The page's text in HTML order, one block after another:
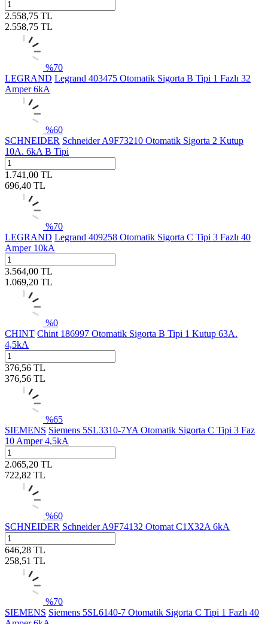
2.558,75 TL
2.558,75 TL
%70
LEGRAND Legrand 403475 Otomatik Sigorta B Tipi 1 Fazlı 32
Amper 6kA
%60
SCHNEIDER Schneider A9F73210 Otomatik Sigorta 2 Kutup
10A. 6kA B Tipi
1.741,00 TL
696,40 TL
%70
LEGRAND Legrand 409258 Otomatik Sigorta C Tipi 3 Fazlı 40
Amper 10kA
3.564,00 TL
1.069,20 TL
%0
CHINT Chint 186997 Otomatik Sigorta B Tipi 1 Kutup 63A.
4,5kA
376,56 TL
376,56 TL
%65
SIEMENS Siemens 5SL3310-7YA Otomatik Sigorta C Tipi 3 Faz
10 Amper 4,5kA
2.065,20 TL
722,82 TL
%60
SCHNEIDER Schneider A9F74132 Otomat C1X32A 6kA
646,28 TL
258,51 TL
%70
SIEMENS Siemens 5SL6140-7 Otomatik Sigorta C Tipi 1 Fazlı 40